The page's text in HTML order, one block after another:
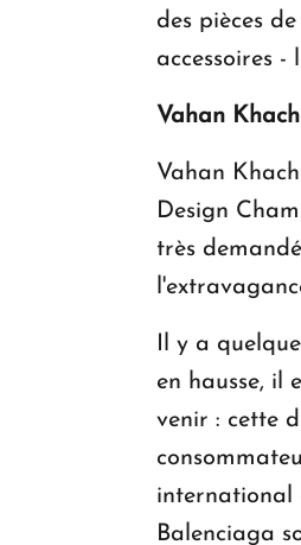
des pièces
accessoires
Vahan
Vahan
Design
très
Il y a
en hausse, il
venir : cette
international
Balenciaga